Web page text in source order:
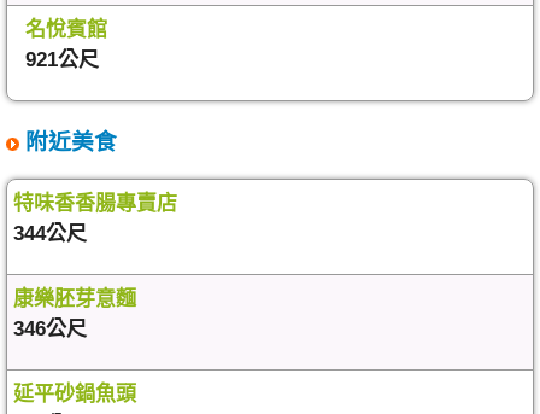
名悅賓館
921公尺
附近美食
特味香香腸專賣店
344公尺
康樂胚芽意麵
346公尺
延平砂鍋魚頭